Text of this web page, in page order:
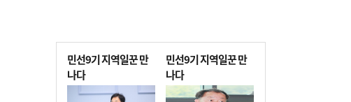
민선9기 지역일꾼 만
나다
민선9기 지역일꾼 만
나다